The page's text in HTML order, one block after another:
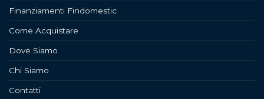
Finanziamenti Findomestic
Come Acquistare
Dove Siamo
Chi Siamo
Contatti